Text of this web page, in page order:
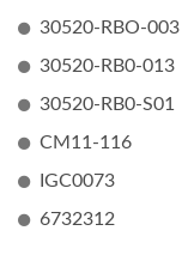
30520-RBO-003
30520-RB0-013
30520-RB0-S01
CM11-116
IGC0073
6732312